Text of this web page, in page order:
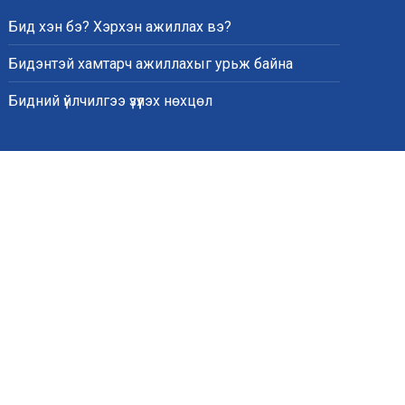
Бид хэн бэ? Хэрхэн ажиллах вэ?
Бидэнтэй хамтарч ажиллахыг урьж байна
Бидний үйлчилгээ үзүүлэх нөхцөл